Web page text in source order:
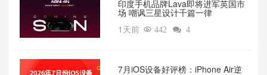
印度手机品牌Lava即将进军英国市
场 嘲讽三星设计千篇一律
1天前  442  4
7月iOS设备好评榜：iPhone Air逆